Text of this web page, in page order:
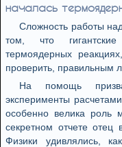
началась
Сложность работы
том, что
термоядерных
проверить, правильным
На помощь
эксперименты
особенно велика роль
секретном отчете отец
Физики удивлялись,